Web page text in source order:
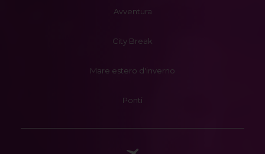
Avventura
City Break
Mare estero d'inverno
Ponti